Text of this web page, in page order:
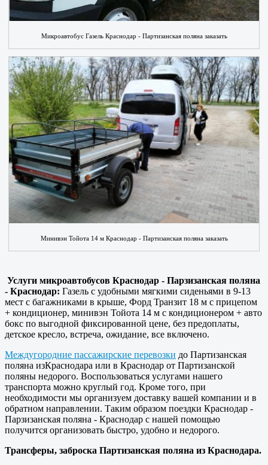
Микроавтобус Газель Краснодар - Партизанская поляна заказать
Минивэн Тойота 14 м Краснодар - Партизанская поляна заказать
Услуги микроавтобусов Краснодар - Парзизанская поляна
- Краснодар: Газель с удобными мягкими сиденьями в 9-13
мест с багажниками в крыше, Форд Транзит 18 м с прицепом
+ кондиционер, минивэн Тойота 14 м с кондиционером + авто
бокс по выгодной фиксированной цене, без предоплаты,
детское кресло, встреча, ожидание, все включено.
Междугородние пассажирские перевозки до Партизанская
поляна изКраснодара или в Краснодар от Партизанской
поляны недорого. Воспользоваться услугами нашего
транспорта можно круглый год. Кроме того, при
необходимости мы организуем доставку вашей компании и в
обратном направлении. Таким образом поездки Краснодар -
Парзизанская поляна - Краснодар с нашей помощью
получится организовать быстро, удобно и недорого.
Трансферы, заброска Партизанская поляна из Краснодара.